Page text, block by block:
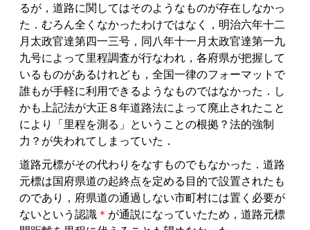
るが，道路に関してはそのようなものが存在しなかっ
た．むろん全くなかったわけではなく，明治六年十二
月太政官達第四一三号，同八年十一月太政官達第一九
九号によって里程調査が行なわれ，各府県が把握して
いるものがあるけれども，全国一律のフォーマットで
誰もが手軽に利用できるようなものではなかった．し
かも上記法が大正８年道路法によって廃止されたこと
により「里程を測る」ということの根拠？法的強制
力？が失われてしまっていた．
道路元標がその代わりをなすものでもなかった．道路
元標は国府県道の起終点を定める目的で設置されたも
のであり，府県道の通過しない市町村には置く必要が
ないという認識 ＊ が通説になっていたため，道路元標